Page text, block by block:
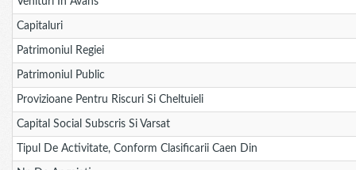
Capitaluri
Patrimoniul Regiei
Patrimoniul Public
Provizioane Pentru Riscuri Si Cheltuieli
Capital Social Subscris Si Varsat
Tipul De Activitate, Conform Clasificarii Caen Din